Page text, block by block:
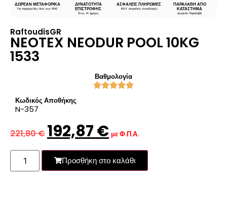
ΔΩΡΕΑΝ ΜΕΤΑΦΟΡΙΚΑ
Για παραγγελίες άνω των 80€
ΔΥΝΑΤΟΤΗΤΑ
ΕΠΙΣΤΡΟΦΗΣ
Έως 14 ημέρες
ΑΣΦΑΛΕΙΣ ΠΛΗΡΩΜΕΣ
100% ασφαλείς συναλλαγές
ΠΑΡΑΛΑΒΗ ΑΠΟ
ΚΑΤΑΣΤΗΜΑ
Δωρεάν Παραλαβή
RaftoudisGR
NEOTEX NEODUR POOL 10KG
1533
Βαθμολογία
Κωδικός Αποθήκης
N-357
221,80€ 192,87€ με Φ.Π.Α.
Προσθήκη στο καλάθι